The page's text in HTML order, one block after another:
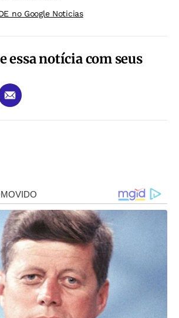
no Google Noticias
essa notícia com seus